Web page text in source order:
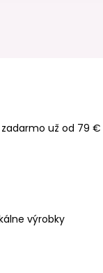
už od 79
výrobky